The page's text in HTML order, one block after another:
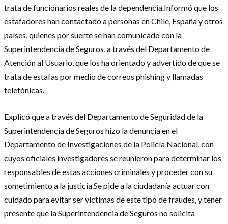
trata de funcionarios reales de la dependencia.Informó que los
estafadores han contactado a personas en Chile, España y otros
países, quienes por suerte se han comunicado con la
Superintendencia de Seguros, a través del Departamento de
Atención al Usuario, que los ha orientado y advertido de que se
trata de estafas por medio de correos phishing y llamadas
telefónicas.
Explicó que a través del Departamento de Seguridad de la
Superintendencia de Seguros hizo la denuncia en el
Departamento de Investigaciones de la Policía Nacional, con
cuyos oficiales investigadores se reunieron para determinar los
responsables de estas acciones criminales y proceder con su
sometimiento a la justicia.Se pide a la ciudadanía actuar con
cuidado para evitar ser víctimas de este tipo de fraudes, y tener
presente que la Superintendencia de Seguros no solicita